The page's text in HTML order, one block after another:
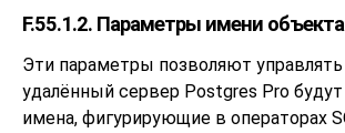
F.55.1.2. Параметры имени объекта
Эти параметры позволяют управлять
удалённый сервер Postgres Pro
имена, фигурирующие в операторах